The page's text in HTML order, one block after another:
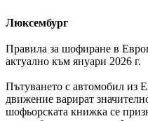
Люксембург
Правила за шофиране в
актуално към януари 2026 г.
Пътуването с автомобил из
движение варират
шофьорската книжка се